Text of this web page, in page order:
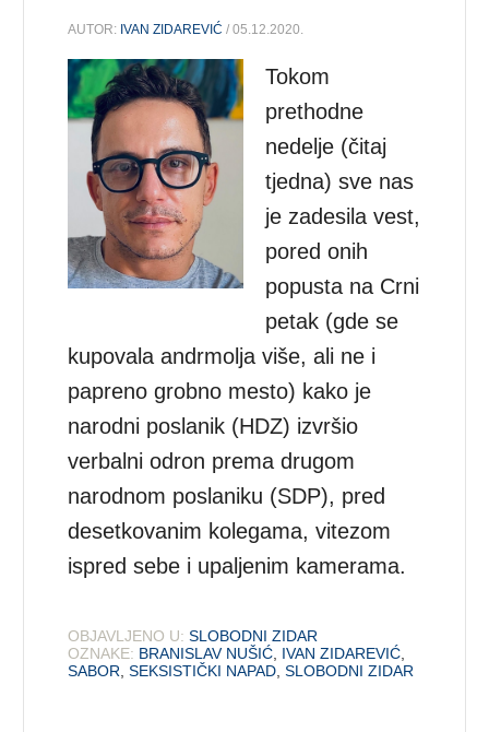
AUTOR: IVAN ZIDAREVIĆ / 05.12.2020.
Tokom
prethodne
nedelje (čitaj
tjedna) sve nas
je zadesila vest,
pored onih
popusta na Crni
petak (gde se
kupovala andrmolja više, ali ne i
papreno grobno mesto) kako je
narodni poslanik (HDZ) izvršio
verbalni odron prema drugom
narodnom poslaniku (SDP), pred
desetkovanim kolegama, vitezom
ispred sebe i upaljenim kamerama.
OBJAVLJENO U: SLOBODNI ZIDAR
OZNAKE: BRANISLAV NUŠIĆ IVAN ZIDAREVIĆ
SABOR ,SEKSISTIČKI NAPAD ,SLOBODNI ZIDAR